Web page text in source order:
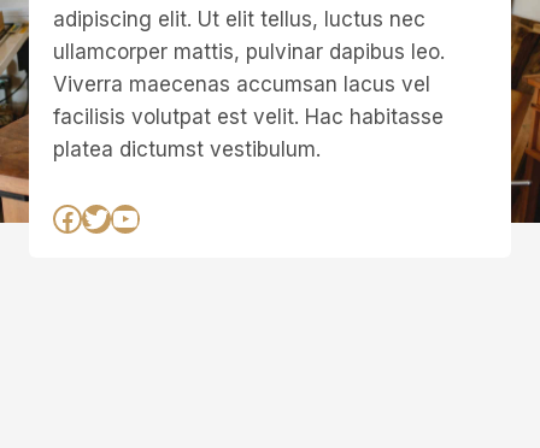
adipiscing elit. Ut elit tellus, luctus nec
ullamcorper mattis, pulvinar dapibus leo.
Viverra maecenas accumsan lacus vel
facilisis volutpat est velit. Hac habitasse
platea dictumst vestibulum.
Facebook Twitter YouTube